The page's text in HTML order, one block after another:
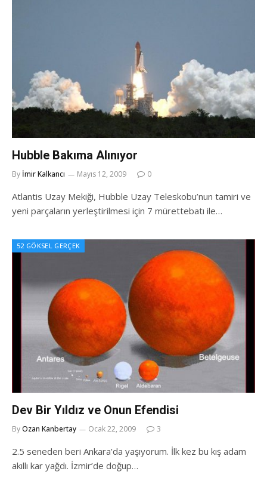
Hubble Bakıma Alınıyor
By İmir Kalkancı Mayıs 12, 2009 0
Atlantis Uzay Mekiği, Hubble Uzay Teleskobu’nun tamiri ve
yeni parçaların yerleştirilmesi için 7 mürettebatı ile…
52 GÖKSEL GERÇEK
Dev Bir Yıldız ve Onun Efendisi
ByOzan Kanbertay Ocak 22, 2009 3
2.5 seneden beri Ankara’da yaşıyorum. İlk kez bu kış adam
akıllı kar yağdı. İzmir’de doğup…